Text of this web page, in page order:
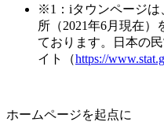
※1：iタウンページは
所（2021年6月現在
ております。日本の
イト（https://
ホームページを起点に